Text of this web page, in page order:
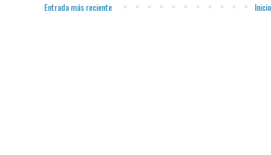
Entrada más reciente Inicio